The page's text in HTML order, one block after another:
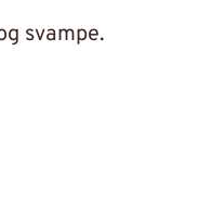
svampe.